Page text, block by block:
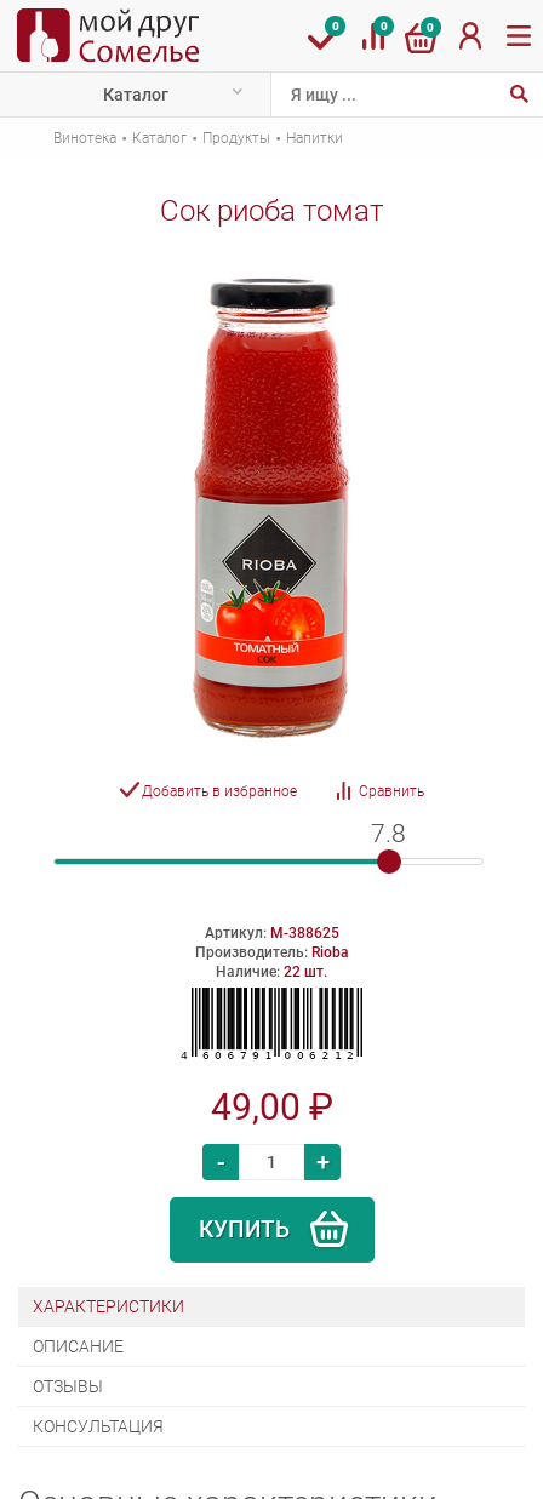
0 0 0
Каталог
Винотека · Каталог · Продукты · Напитки
Сок риоба томат
Добавить в избранное Сравнить
7.8
7.8
Артикул: M-388625
Производитель: Rioba
Наличие: 22 шт.
49,00 ₽
- +
КУПИТЬ
ХАРАКТЕРИСТИКИ
ОПИСАНИЕ
ОТЗЫВЫ
КОНСУЛЬТАЦИЯ